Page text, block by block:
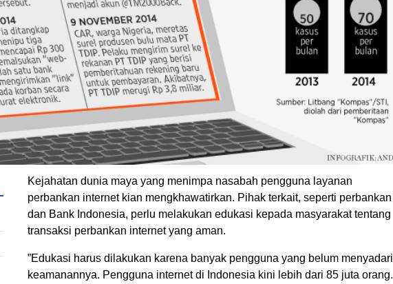
Kejahatan dunia maya yang menimpa nasabah pengguna layanan
perbankan internet kian mengkhawatirkan. Pihak terkait, seperti perbankan
dan Bank Indonesia, perlu melakukan edukasi kepada masyarakat tentang
transaksi perbankan internet yang aman.
”Edukasi harus dilakukan karena banyak pengguna yang belum menyadari
keamanannya. Pengguna internet di Indonesia kini lebih dari 85 juta orang.